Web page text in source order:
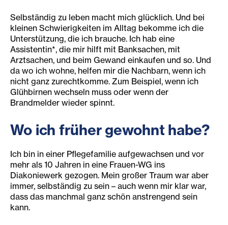
Selbständig zu leben macht mich glücklich. Und bei
kleinen Schwierigkeiten im Alltag bekomme ich die
Unterstützung, die ich brauche. Ich hab eine
Assistentin*, die mir hilft mit Banksachen, mit
Arztsachen, und beim Gewand einkaufen und so. Und
da wo ich wohne, helfen mir die Nachbarn, wenn ich
nicht ganz zurechtkomme. Zum Beispiel, wenn ich
Glühbirnen wechseln muss oder wenn der
Brandmelder wieder spinnt.
Wo ich früher gewohnt habe?
Ich bin in einer Pflegefamilie aufgewachsen und vor
mehr als 10 Jahren in eine Frauen-WG ins
Diakoniewerk gezogen. Mein großer Traum war aber
immer, selbständig zu sein – auch wenn mir klar war,
dass das manchmal ganz schön anstrengend sein
kann.